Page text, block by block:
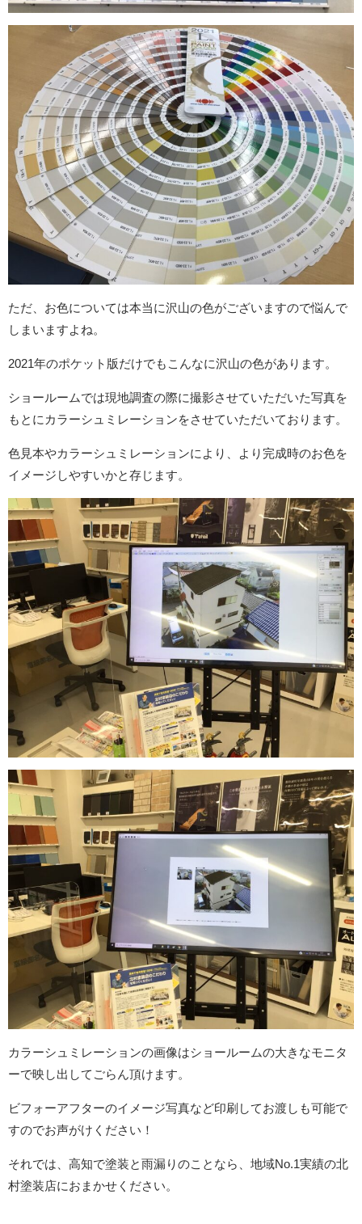
ただ、お色については本当に沢山の色がございますので悩んで
しまいますよね。
2021年のポケット版だけでもこんなに沢山の色があります。
ショールームでは現地調査の際に撮影させていただいた写真を
もとにカラーシュミレーションをさせていただいております。
色見本やカラーシュミレーションにより、より完成時のお色を
イメージしやすいかと存じます。
カラーシュミレーションの画像はショールームの大きなモニタ
ーで映し出してごらん頂けます。
ビフォーアフターのイメージ写真など印刷してお渡しも可能で
すのでお声がけください！
それでは、高知で塗装と雨漏りのことなら、地域No.1実績の北
村塗装店におまかせください。